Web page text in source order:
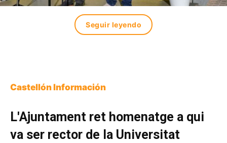
Seguir leyendo
Castellón Información
L'Ajuntament ret homenatge a qui
va ser rector de la Universitat